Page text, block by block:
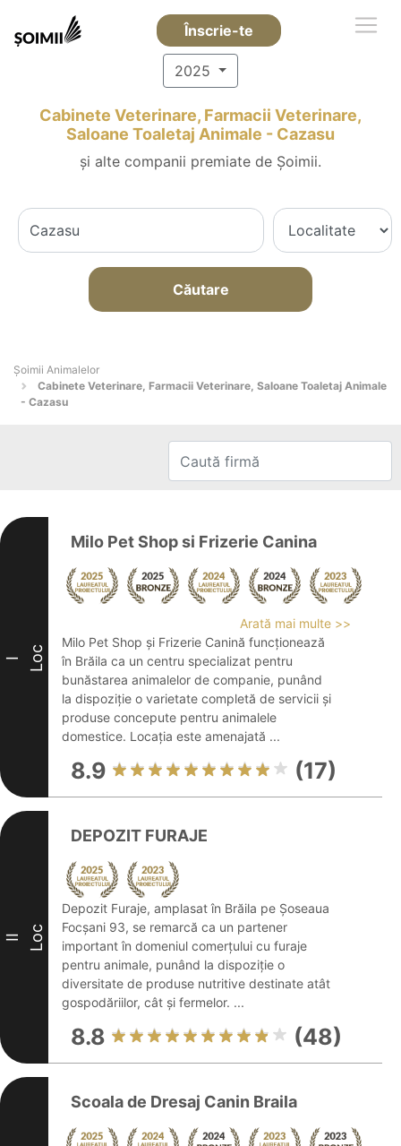
Înscrie-te
2025
Cabinete Veterinare, Farmacii Veterinare,
Saloane Toaletaj Animale - Cazasu
și alte companii premiate de Șoimii.
Căutare
Şoimii Animalelor
Cabinete Veterinare, Farmacii Veterinare, Saloane Toaletaj Animale
- Cazasu
I Loc
Milo Pet Shop si Frizerie Canina
Arată mai multe >>
Milo Pet Shop și Frizerie Canină funcționează
în Brăila ca un centru specializat pentru
bunăstarea animalelor de companie, punând
la dispoziție o varietate completă de servicii și
produse concepute pentru animalele
domestice. Locația este amenajată ...
8.9 (17)
II Loc
DEPOZIT FURAJE
Depozit Furaje, amplasat în Brăila pe Șoseaua
Focșani 93, se remarcă ca un partener
important în domeniul comerțului cu furaje
pentru animale, punând la dispoziție o
diversitate de produse nutritive destinate atât
gospodăriilor, cât și fermelor. ...
8.8 (48)
Scoala de Dresaj Canin Braila